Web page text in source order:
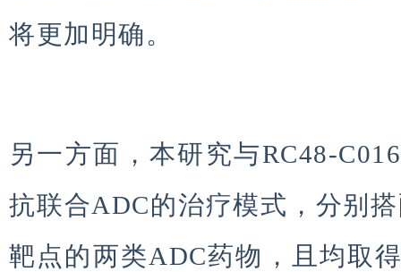
将更加明确。
另一方面，本研究与RC48-
抗联合ADC的治疗模式，分别
靶点的两类ADC药物，且均取